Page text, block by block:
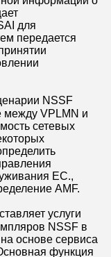
для
передается
NSSF
между VPLMN и
сетевых
ЕС.,
AMF.
услуги
NSSF в
основе сервиса
функция